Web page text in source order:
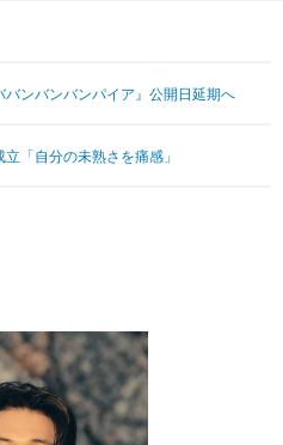
ブログ
その他
ンバンバンパイア』公開日延期へ
「自分の未熟さを痛感」